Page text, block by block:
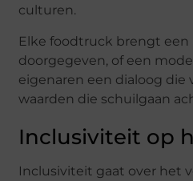
culturen.
Elke foodtruck brengt een
doorgegeven, of een
eigenaren een dialoog die
waarden die schuilgaan
Inclusiviteit op
Inclusiviteit gaat over het